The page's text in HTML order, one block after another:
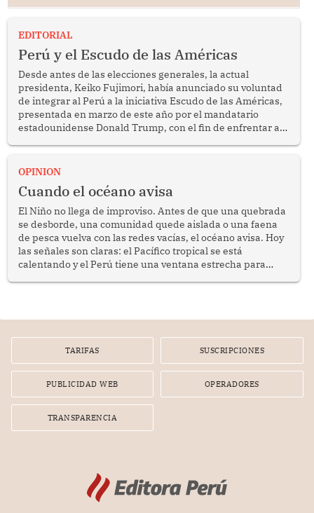
EDITORIAL
Perú y el Escudo de las Américas
Desde antes de las elecciones generales, la actual
presidenta, Keiko Fujimori, había anunciado su voluntad
de integrar al Perú a la iniciativa Escudo de las Américas,
presentada en marzo de este año por el mandatario
estadounidense Donald Trump, con el fin de enfrentar al
OPINION
Cuando el océano avisa
El Niño no llega de improviso. Antes de que una quebrada
se desborde, una comunidad quede aislada o una faena
de pesca vuelva con las redes vacías, el océano avisa. Hoy
las señales son claras: el Pacífico tropical se está
calentando y el Perú tiene una ventana estrecha para
TARIFAS SUSCRIPCIONES
PUBLICIDAD WEB OPERADORES
TRANSPARENCIA